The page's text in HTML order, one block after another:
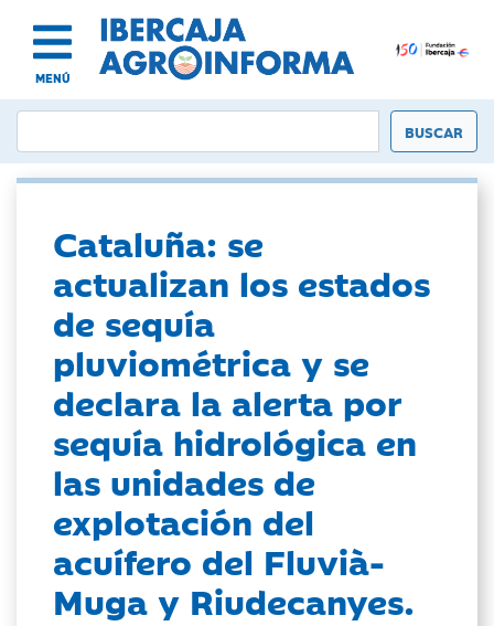
MENÚ
Cataluña: se
actualizan los estados
de sequía
pluviométrica y se
declara la alerta por
sequía hidrológica en
las unidades de
explotación del
acuífero del Fluvià-
Muga y Riudecanyes.